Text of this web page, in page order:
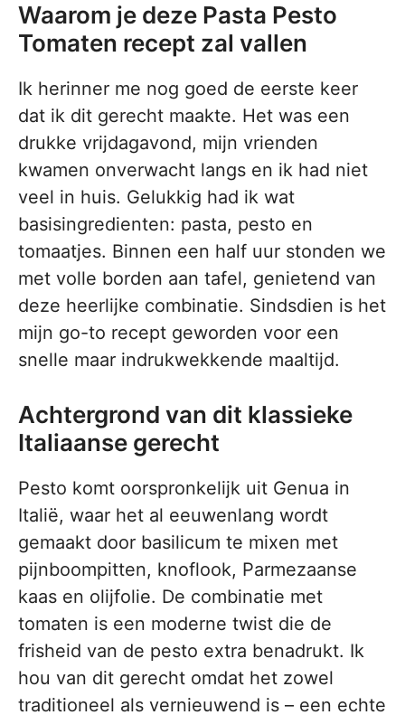
Waarom je deze Pasta Pesto
Tomaten recept zal vallen
Ik herinner me nog goed de eerste keer
dat ik dit gerecht maakte. Het was een
drukke vrijdagavond, mijn vrienden
kwamen onverwacht langs en ik had niet
veel in huis. Gelukkig had ik wat
basisingredienten: pasta, pesto en
tomaatjes. Binnen een half uur stonden we
met volle borden aan tafel, genietend van
deze heerlijke combinatie. Sindsdien is het
mijn go-to recept geworden voor een
snelle maar indrukwekkende maaltijd.
Achtergrond van dit klassieke
Italiaanse gerecht
Pesto komt oorspronkelijk uit Genua in
Italië, waar het al eeuwenlang wordt
gemaakt door basilicum te mixen met
pijnboompitten, knoflook, Parmezaanse
kaas en olijfolie. De combinatie met
tomaten is een moderne twist die de
frisheid van de pesto extra benadrukt. Ik
hou van dit gerecht omdat het zowel
traditioneel als vernieuwend is – een echte